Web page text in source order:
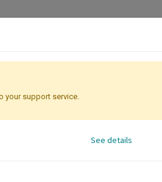
your support service.
See details